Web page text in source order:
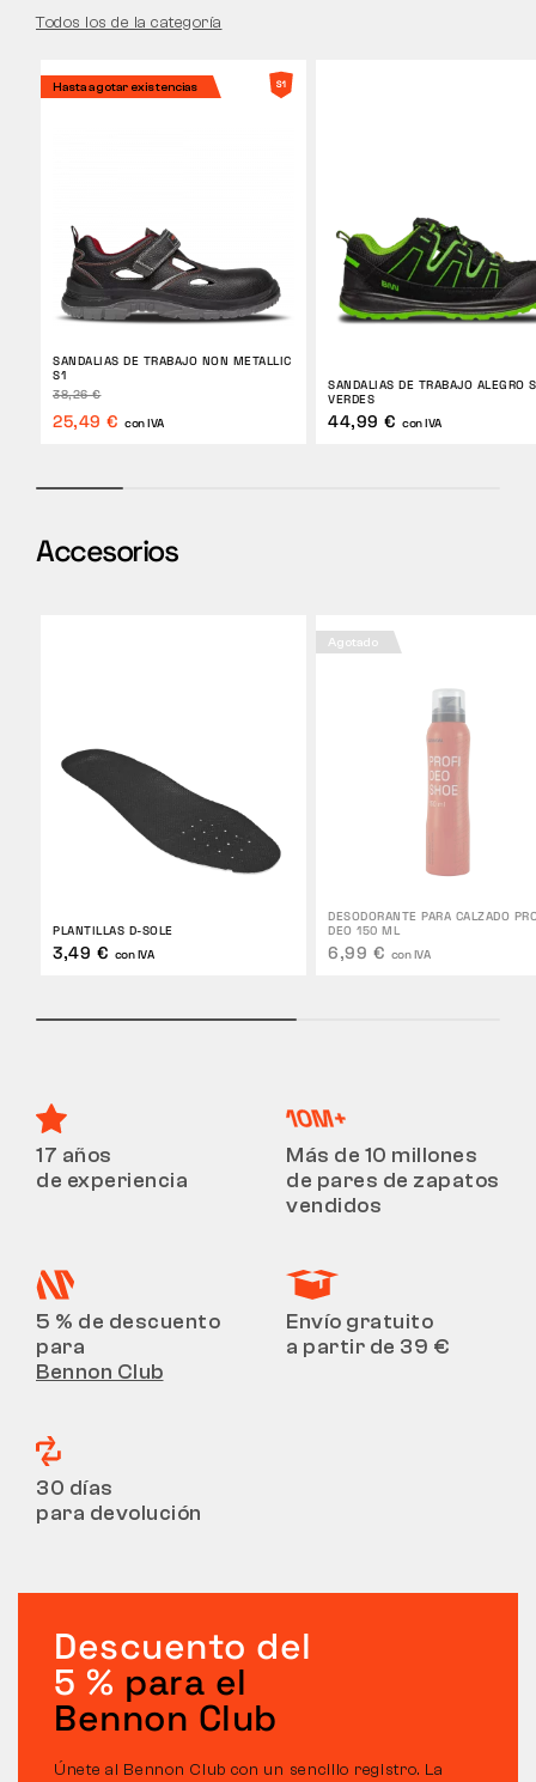
Todos los de la categoría
Hasta agotar existencias
SANDALIAS DE TRABAJO NON METALLIC
S1
38,26 €
25,49 € con IVA
SANDALIAS DE TRABAJO ALEGRO
VERDES
44,99 € con IVA
Accesorios
PLANTILLAS D-SOLE
3,49 € con IVA
Agotado
DESODORANTE PARA CALZADO
DEO 150 ML
6,99 € con IVA
17 años
de experiencia
Más de 10 millones
de pares de zapatos
vendidos
5 % de descuento
para
Bennon Club
Envío gratuito
a partir de 39 €
30 días
para devolución
Descuento del
5 % para el
Bennon Club
Únete al Bennon Club con un sencillo registro. La